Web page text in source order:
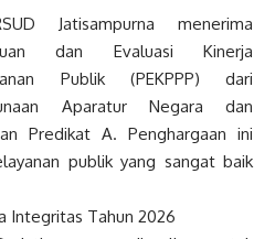
Jatisampurna menerima
dan Evaluasi Kinerja
Publik (PEKPPP) dari
Aparatur Negara dan
Predikat A. Penghargaan ini
publik yang sangat baik
Integritas Tahun 2026